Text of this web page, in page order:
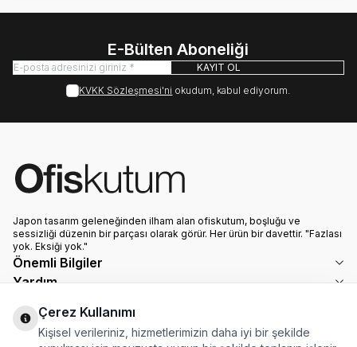
E-Bülten Aboneliği
KAYIT OL
KVKK Sözleşmesi'ni okudum, kabul ediyorum.
Japon tasarım geleneğinden ilham alan ofiskutum, boşluğu ve
sessizliği düzenin bir parçası olarak görür. Her ürün bir davettir. "Fazlası
yok. Eksiği yok."
Önemli Bilgiler
Yardım
Adres & İletişim
Çerez Kullanımı
Kişisel verileriniz, hizmetlerimizin daha iyi bir şekilde